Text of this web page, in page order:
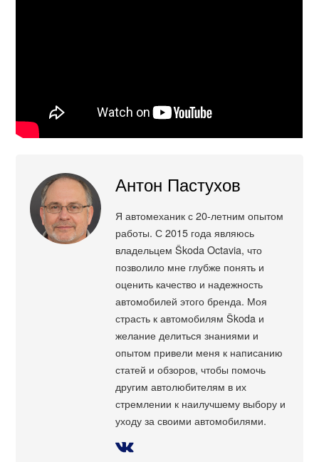
Антон Пастухов
Я автомеханик с 20-летним опытом
работы. С 2015 года являюсь
владельцем Škoda Octavia, что
позволило мне глубже понять и
оценить качество и надежность
автомобилей этого бренда. Моя
страсть к автомобилям Škoda и
желание делиться знаниями и
опытом привели меня к написанию
статей и обзоров, чтобы помочь
другим автолюбителям в их
стремлении к наилучшему выбору и
уходу за своими автомобилями.